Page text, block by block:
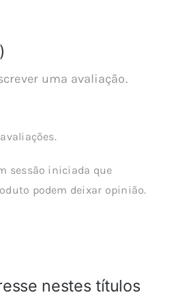
uma avaliação.
sessão iniciada que
podem deixar opinião.
nestes títulos